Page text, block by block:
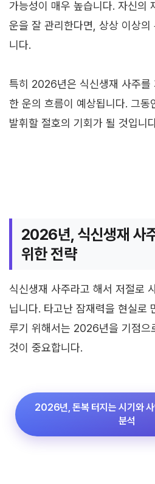
가능성이 매우 높습니다. 자신의
운을 잘 관리한다면, 상상 이상
니다.
특히 2026년은 식신생재 사주를
한 운의 흐름이 예상됩니다. 그동
발휘할 절호의 기회가 될 것입니
2026년, 식신생재 사
위한 전략
식신생재 사주라고 해서 저절로
닙니다. 타고난 잠재력을 현실로
루기 위해서는 2026년을 기점으
것이 중요합니다.
2026년, 돈복 터지는 시기와 사
분석